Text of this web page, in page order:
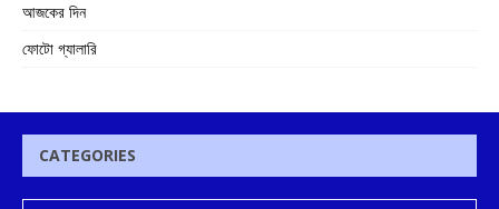
আজকের দিন
ফোটো গ্যালারি
CATEGORIES